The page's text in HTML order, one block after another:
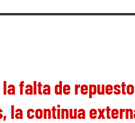
falta de
la continua